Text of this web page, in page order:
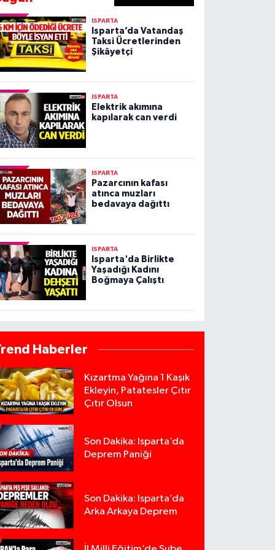
ISPARTA
Isparta’da Vatandaş
Taksi Ücretlerinden
Şikâyetçi
ISPARTA
Elektrik akımına
kapılarak can verdi
ISPARTA
Pazarcının kafası
atınca muzları
bedavaya dağıttı
ISPARTA
Isparta'da Birlikte
Yaşadığı Kadını
Boğmaya Çalıştı
Haberler
Kızartma Yağına 1 Kaşık
Ekleyin, Patatesler Çıtır
Çıtır Olsun
Son Dakika: Isparta’da
Deprem Paniği
Son Dakika: Isparta’da
Arka Arkaya Deprem